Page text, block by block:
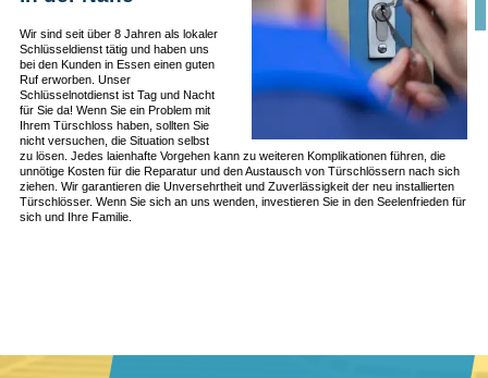
Wir sind seit über 8 Jahren als lokaler
Schlüsseldienst tätig und haben uns
bei den Kunden in Essen einen guten
Ruf erworben. Unser
Schlüsselnotdienst ist Tag und Nacht
für Sie da! Wenn Sie ein Problem mit
Ihrem Türschloss haben, sollten Sie
nicht versuchen, die Situation selbst
zu lösen. Jedes laienhafte Vorgehen kann zu weiteren Komplikationen führen, die
unnötige Kosten für die Reparatur und den Austausch von Türschlössern nach sich
ziehen. Wir garantieren die Unversehrtheit und Zuverlässigkeit der neu installierten
Türschlösser. Wenn Sie sich an uns wenden, investieren Sie in den Seelenfrieden für
sich und Ihre Familie.